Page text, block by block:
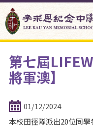
第七屆
將軍澳】
01/12/2024
本校田徑隊派出20位同